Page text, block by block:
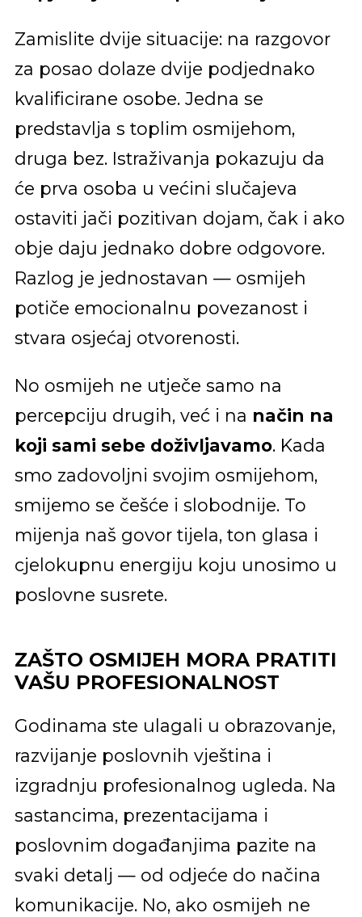
Zamislite dvije situacije: na razgovor
za posao dolaze dvije podjednako
kvalificirane osobe. Jedna se
predstavlja s toplim osmijehom,
druga bez. Istraživanja pokazuju da
će prva osoba u većini slučajeva
ostaviti jači pozitivan dojam, čak i ako
obje daju jednako dobre odgovore.
Razlog je jednostavan — osmijeh
potiče emocionalnu povezanost i
stvara osjećaj otvorenosti.
No osmijeh ne utječe samo na
percepciju drugih, već i na način na
koji sami sebe doživljavamo. Kada
smo zadovoljni svojim osmijehom,
smijemo se češće i slobodnije. To
mijenja naš govor tijela, ton glasa i
cjelokupnu energiju koju unosimo u
poslovne susrete.
ZAŠTO OSMIJEH MORA PRATITI
VAŠU PROFESIONALNOST
Godinama ste ulagali u obrazovanje,
razvijanje poslovnih vještina i
izgradnju profesionalnog ugleda. Na
sastancima, prezentacijama i
poslovnim događanjima pazite na
svaki detalj — od odjeće do načina
komunikacije. No, ako osmijeh ne